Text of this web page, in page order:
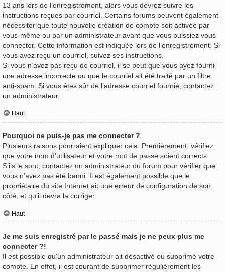
13 ans lors de l’enregistrement, alors vous devrez suivre les
instructions reçues par courriel. Certains forums peuvent également
nécessiter que toute nouvelle création de compte soit activée par
vous-même ou par un administrateur avant que vous puissiez vous
connecter. Cette information est indiquée lors de l’enregistrement. Si
vous avez reçu un courriel, suivez ses instructions.
Si vous n’avez pas reçu de courriel, il se peut que vous ayez fourni
une adresse incorrecte ou que le courriel ait été traité par un filtre
anti-spam. Si vous êtes sûr de l’adresse courriel fournie, contactez
un administrateur.
Haut
Pourquoi ne puis-je pas me connecter ?
Plusieurs raisons pourraient expliquer cela. Premièrement, vérifiez
que votre nom d’utilisateur et votre mot de passe soient corrects.
S’ils le sont, contactez un administrateur du forum pour vérifier que
vous n’avez pas été banni. Il est également possible que le
propriétaire du site Internet ait une erreur de configuration de son
côté, et qu’il devra la corriger.
Haut
Je me suis enregistré par le passé mais je ne peux plus me
connecter ?!
Il est possible qu’un administrateur ait désactivé ou supprimé votre
compte. En effet, il est courant de supprimer régulièrement les